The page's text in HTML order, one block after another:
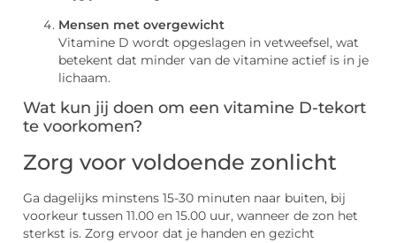
Mensen met overgewicht
Vitamine D wordt opgeslagen in vetweefsel, wat
betekent dat minder van de vitamine actief is in je
lichaam.
Wat kun jij doen om een vitamine D-tekort
te voorkomen?
Zorg voor voldoende zonlicht
Ga dagelijks minstens 15-30 minuten naar buiten, bij
voorkeur tussen 11.00 en 15.00 uur, wanneer de zon het
sterkst is. Zorg ervoor dat je handen en gezicht